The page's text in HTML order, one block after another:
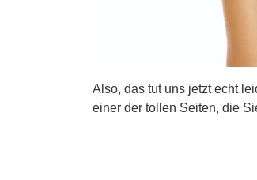
Also, das tut uns jetzt echt
einer der tollen Seiten, die